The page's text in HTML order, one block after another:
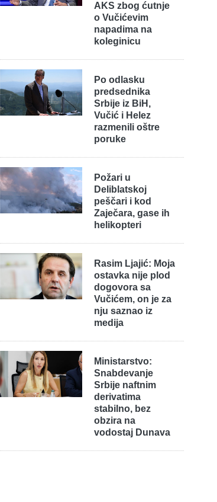
AKS zbog ćutnje
o Vučićevim
napadima na
koleginicu
Po odlasku
predsednika
Srbije iz BiH,
Vučić i Helez
razmenili oštre
poruke
Požari u
Deliblatskoj
peščari i kod
Zaječara, gase ih
helikopteri
Rasim Ljajić: Moja
ostavka nije plod
dogovora sa
Vučićem, on je za
nju saznao iz
medija
Ministarstvo:
Snabdevanje
Srbije naftnim
derivatima
stabilno, bez
obzira na
vodostaj Dunava